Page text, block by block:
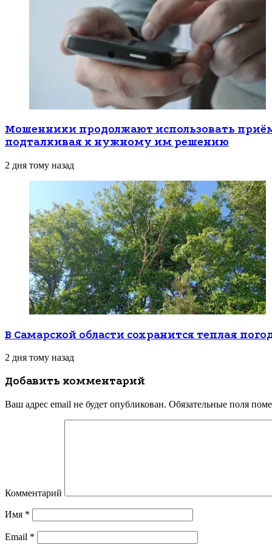
Мошенники продолжают использовать
подталкивая к нужному им решению
2 дня тому назад
В Самарской области сохранится теплая
2 дня тому назад
Добавить комментарий
Ваш адрес email не будет опубликован. Обязательные поля
Комментарий
Имя *
Email *